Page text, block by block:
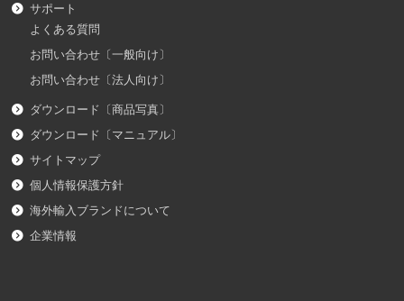
サポート
よくある質問
お問い合わせ〔一般向け〕
お問い合わせ〔法人向け〕
ダウンロード〔商品写真〕
ダウンロード〔マニュアル〕
サイトマップ
個人情報保護方針
海外輸入ブランドについて
企業情報